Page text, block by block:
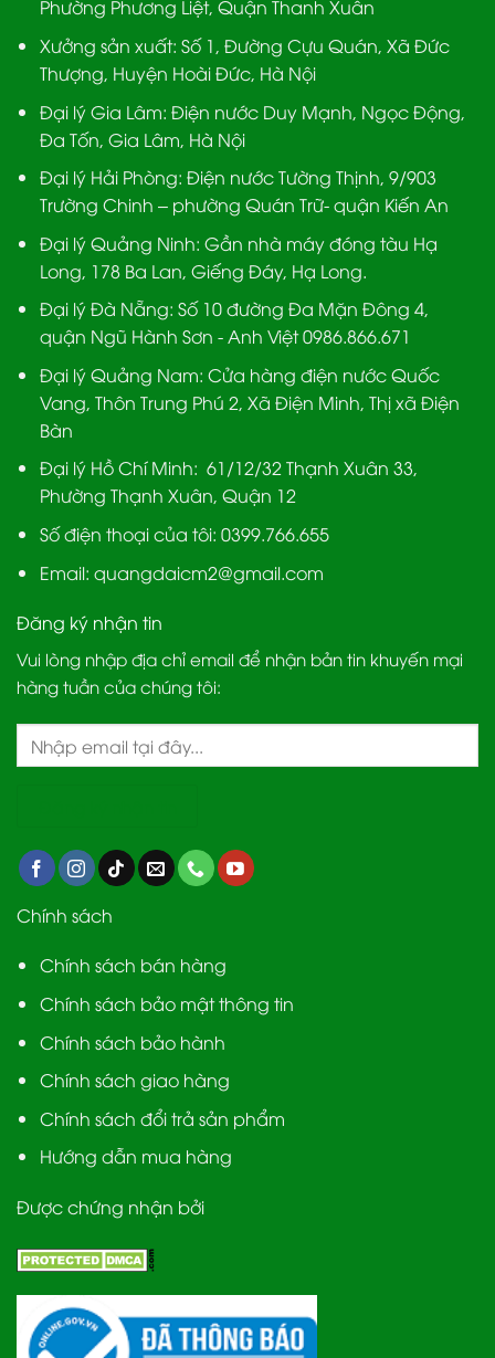
Phường Phương Liệt, Quận Thanh Xuân
Xưởng sản xuất: Số 1, Đường Cựu Quán, Xã Đức
Thượng, Huyện Hoài Đức, Hà Nội
Đại lý Gia Lâm: Điện nước Duy Mạnh, Ngọc Động,
Đa Tốn, Gia Lâm, Hà Nội
Đại lý Hải Phòng: Điện nước Tường Thịnh, 9/903
Trường Chinh – phường Quán Trữ- quận Kiến An
Đại lý Quảng Ninh: Gần nhà máy đóng tàu Hạ
Long, 178 Ba Lan, Giếng Đáy, Hạ Long.
Đại lý Đà Nẵng: Số 10 đường Đa Mặn Đông 4,
quận Ngũ Hành Sơn - Anh Việt 0986.866.671
Đại lý Quảng Nam: Cửa hàng điện nước Quốc
Vang, Thôn Trung Phú 2, Xã Điện Minh, Thị xã Điện
Bàn
Đại lý Hồ Chí Minh: 61/12/32 Thạnh Xuân 33,
Phường Thạnh Xuân, Quận 12
Số điện thoại của tôi: 0399.766.655
Email: quangdaicm2@gmail.com
Đăng ký nhận tin
Vui lòng nhập địa chỉ email để nhận bản tin khuyến mại
hàng tuần của chúng tôi:
Chính sách
Chính sách bán hàng
Chính sách bảo mật thông tin
Chính sách bảo hành
Chính sách giao hàng
Chính sách đổi trả sản phẩm
Hướng dẫn mua hàng
Được chứng nhận bởi